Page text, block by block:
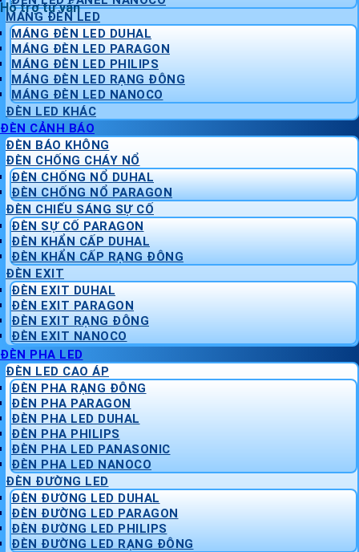
Hỗ trợ tư vấn
MÁNG ĐÈN LED
MÁNG ĐÈN LED DUHAL
MÁNG ĐÈN LED PARAGON
MÁNG ĐÈN LED PHILIPS
MÁNG ĐÈN LED RẠNG ĐÔNG
MÁNG ĐÈN LED NANOCO
ĐÈN LED KHÁC
ĐÈN CẢNH BÁO
ĐÈN BÁO KHÔNG
ĐÈN CHỐNG CHÁY NỔ
ĐÈN CHỐNG NỔ DUHAL
ĐÈN CHỐNG NỔ PARAGON
ĐÈN CHIẾU SÁNG SỰ CỐ
ĐÈN SỰ CỐ PARAGON
ĐÈN KHẨN CẤP DUHAL
ĐÈN KHẨN CẤP RẠNG ĐÔNG
ĐÈN EXIT
ĐÈN EXIT DUHAL
ĐÈN EXIT PARAGON
ĐÈN EXIT RẠNG ĐÔNG
ĐÈN EXIT NANOCO
ĐÈN PHA LED
ĐÈN LED CAO ÁP
ĐÈN PHA RẠNG ĐÔNG
ĐÈN PHA PARAGON
ĐÈN PHA LED DUHAL
ĐÈN PHA PHILIPS
ĐÈN PHA LED PANASONIC
ĐÈN PHA LED NANOCO
ĐÈN ĐƯỜNG LED
ĐÈN ĐƯỜNG LED DUHAL
ĐÈN ĐƯỜNG LED PARAGON
ĐÈN ĐƯỜNG LED PHILIPS
ĐÈN ĐƯỜNG LED RẠNG ĐÔNG